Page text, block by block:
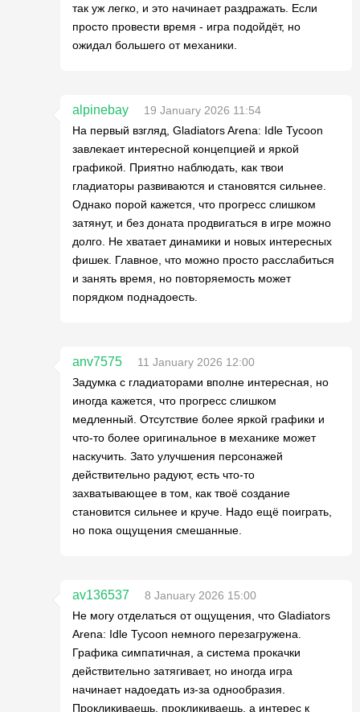
так уж легко, и это начинает раздражать. Если
просто провести время - игра подойдёт, но
ожидал большего от механики.
alpinebay
19 January 2026 11:54
На первый взгляд, Gladiators Arena: Idle Tycoon
завлекает интересной концепцией и яркой
графикой. Приятно наблюдать, как твои
гладиаторы развиваются и становятся сильнее.
Однако порой кажется, что прогресс слишком
затянут, и без доната продвигаться в игре можно
долго. Не хватает динамики и новых интересных
фишек. Главное, что можно просто расслабиться
и занять время, но повторяемость может
порядком поднадоесть.
anv7575
11 January 2026 12:00
Задумка с гладиаторами вполне интересная, но
иногда кажется, что прогресс слишком
медленный. Отсутствие более яркой графики и
что-то более оригинальное в механике может
наскучить. Зато улучшения персонажей
действительно радуют, есть что-то
захватывающее в том, как твоё создание
становится сильнее и круче. Надо ещё поиграть,
но пока ощущения смешанные.
av136537
8 January 2026 15:00
Не могу отделаться от ощущения, что Gladiators
Arena: Idle Tycoon немного перезагружена.
Графика симпатичная, а система прокачки
действительно затягивает, но иногда игра
начинает надоедать из-за однообразия.
Прокликиваешь, прокликиваешь, а интерес к